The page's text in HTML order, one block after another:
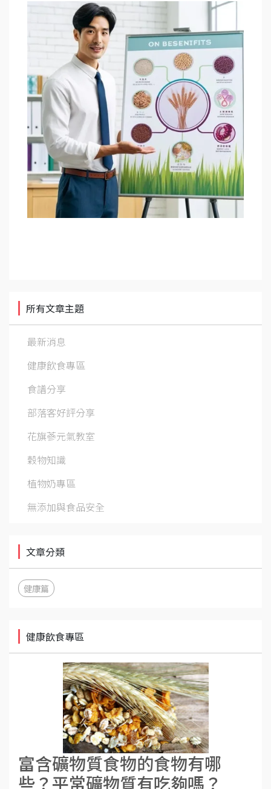
所有文章主題
最新消息
健康飲食專區
食譜分享
部落客好評分享
花旗蔘元氣教室
穀物知識
植物奶專區
無添加與食品安全
文章分類
健康篇
健康飲食專區
富含礦物質食物的食物有哪
些？平常礦物質有吃夠嗎？